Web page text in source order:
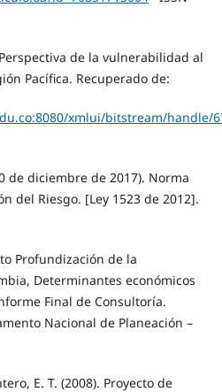
Perspectiva de la vulnerabilidad al
Pacífica. Recuperado de:
xmlui/bitstream/handle/
de diciembre de 2017). Norma
del Riesgo. [Ley 1523 de 2012].
Profundización de la
Determinantes económicos
Final de Consultoría.
Nacional de Planeación –
E. T. (2008). Proyecto de